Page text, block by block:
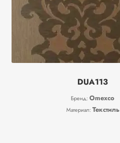
DUA113
Бренд:Omexco
Материал: Текстиль